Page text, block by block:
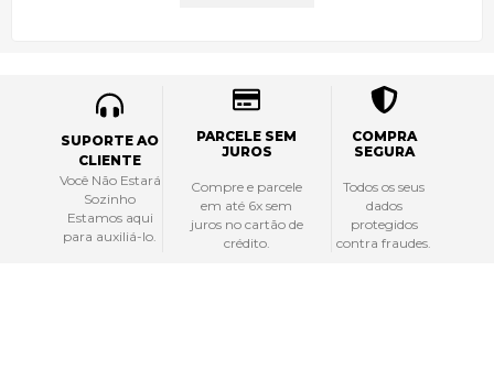
SUPORTE AO
CLIENTE
Você Não Estará
Sozinho
Estamos aqui
para auxiliá-lo.
PARCELE SEM
JUROS
Compre e parcele
em até 6x sem
juros no cartão de
crédito.
COMPRA
SEGURA
Todos os seus
dados
protegidos
contra fraudes.